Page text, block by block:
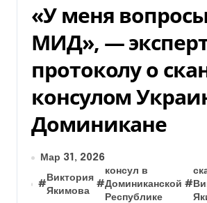
«У меня
МИД», —
протоколу о
консулом
Доминикане
Мар 31, 2026
#
Виктория
Якимова
#
консул в
Доминиканской
Республике
#